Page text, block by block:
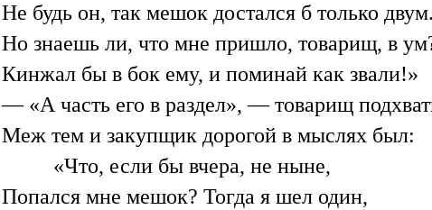
Не будь он, так мешок достался б только
Но знаешь ли, что мне пришло, товарищ, в
Кинжал бы в бок ему, и поминай как звали!»
— «А часть его в раздел», — товарищ
Меж тем и закупщик дорогой в мыслях был:
«Что, если бы вчера, не ныне,
Попался мне мешок? Тогда я шел один,